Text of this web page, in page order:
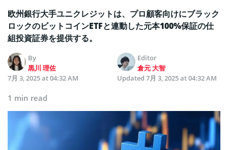
欧州銀行大手ユニクレジットは、プロ顧客向けにブラック
ロックのビットコインETFと連動した元本100%保証の仕
組投資証券を提供する。
By
黒川 理佐
Editor
倉元 大智
7月 3, 2025 at 04:32 AM
Updated 7月 3, 2025 at 04:32 AM
1 min read